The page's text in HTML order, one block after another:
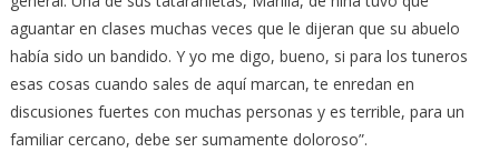
aguantar en clases muchas veces que le dijeran que su abuelo
había sido un bandido. Y yo me digo, bueno, si para los tuneros
esas cosas cuando sales de aquí marcan, te enredan en
discusiones fuertes con muchas personas y es terrible, para un
familiar cercano, debe ser sumamente doloroso”.